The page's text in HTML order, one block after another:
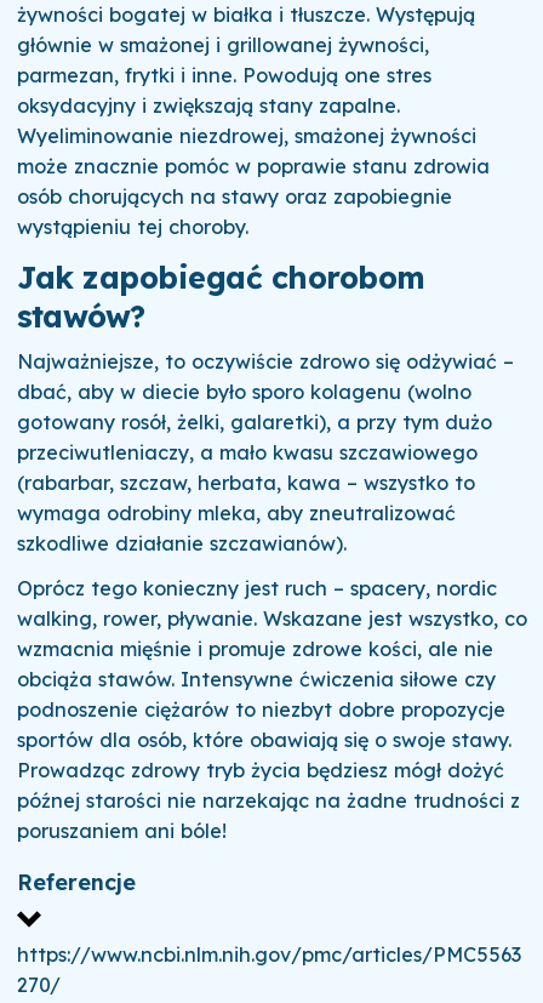
żywności bogatej w białka i tłuszcze. Występują
głównie w smażonej i grillowanej żywności,
parmezan, frytki i inne. Powodują one stres
oksydacyjny i zwiększają stany zapalne.
Wyeliminowanie niezdrowej, smażonej żywności
może znacznie pomóc w poprawie stanu zdrowia
osób chorujących na stawy oraz zapobiegnie
wystąpieniu tej choroby.
Jak zapobiegać chorobom
stawów?
Najważniejsze, to oczywiście zdrowo się odżywiać –
dbać, aby w diecie było sporo kolagenu (wolno
gotowany rosół, żelki, galaretki), a przy tym dużo
przeciwutleniaczy, a mało kwasu szczawiowego
(rabarbar, szczaw, herbata, kawa – wszystko to
wymaga odrobiny mleka, aby zneutralizować
szkodliwe działanie szczawianów).
Oprócz tego konieczny jest ruch – spacery, nordic
walking, rower, pływanie. Wskazane jest wszystko, co
wzmacnia mięśnie i promuje zdrowe kości, ale nie
obciąża stawów. Intensywne ćwiczenia siłowe czy
podnoszenie ciężarów to niezbyt dobre propozycje
sportów dla osób, które obawiają się o swoje stawy.
Prowadząc zdrowy tryb życia będziesz mógł dożyć
późnej starości nie narzekając na żadne trudności z
poruszaniem ani bóle!
Referencje
https://www.ncbi.nlm.nih.gov/pmc/articles/PMC5563
270/